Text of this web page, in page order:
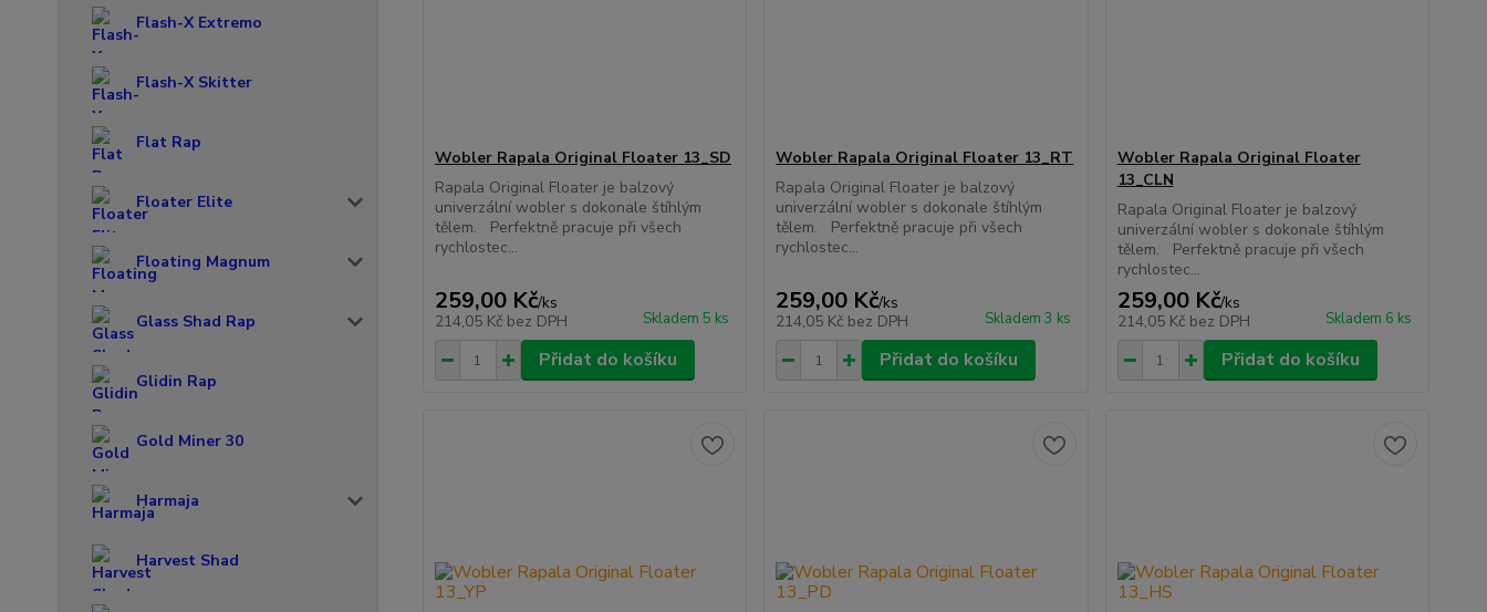
Flash-X Extremo
Flash-X Skitter
Flat Rap
Floater Elite
Floating Magnum
Glass Shad Rap
Glidin Rap
Gold Miner 30
Harmaja
Harvest Shad
Wobler Rapala Original Floater 13_SD
Rapala Original Floater je balzový
univerzální wobler s dokonale štíhlým
tělem. Perfektně pracuje při všech
rychlostec...
259,00 Kč/ks
214,05 Kč bez DPH Skladem 5 ks
Přidat do košíku
Wobler Rapala Original Floater 13_RT
Rapala Original Floater je balzový
univerzální wobler s dokonale štíhlým
tělem. Perfektně pracuje při všech
rychlostec...
259,00 Kč/ks
214,05 Kč bez DPH Skladem 3 ks
Přidat do košíku
Wobler Rapala Original Floater
13_CLN
Rapala Original Floater je balzový
univerzální wobler s dokonale štíhlým
tělem. Perfektně pracuje při všech
rychlostec...
259,00 Kč/ks
214,05 Kč bez DPH Skladem 6 ks
Přidat do košíku